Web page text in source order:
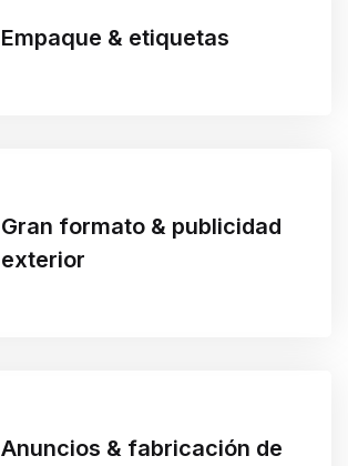
Empaque & etiquetas
Gran formato & publicidad
exterior
Anuncios & fabricación de